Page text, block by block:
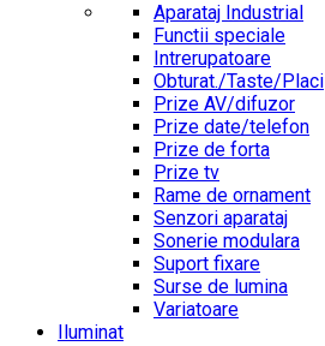
Aparataj Industrial
Functii speciale
Intrerupatoare
Obturat./Taste/Placi
Prize AV/difuzor
Prize date/telefon
Prize de forta
Prize tv
Rame de ornament
Senzori aparataj
Sonerie modulara
Suport fixare
Surse de lumina
Variatoare
Iluminat